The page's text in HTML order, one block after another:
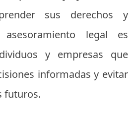
sus derechos y
asesoramiento legal es
y empresas que
informadas y evitar
futuros.